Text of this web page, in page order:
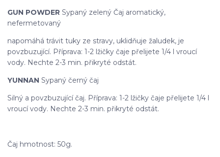
GUN POWDER Sypaný zelený Čaj aromatický,
nefermetovaný
napomáhá trávit tuky ze stravy, uklidňuje žaludek, je
povzbuzující. Příprava: 1-2 lžičky čaje přelijete 1/4 l vroucí
vody. Nechte 2-3 min. přikryté odstát.
YUNNAN Sypaný černý čaj
Silný a povzbuzující čaj. Příprava: 1-2 lžičky čaje přelijete 1/4 l
vroucí vody. Nechte 2-3 min. přikryté odstát.
Čaj hmotnost: 50g.